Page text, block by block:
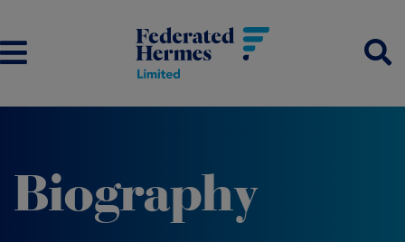
Biography